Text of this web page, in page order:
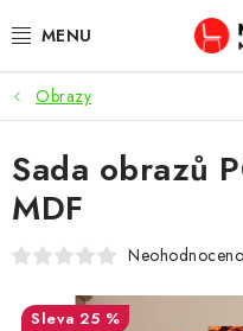
na
OBÝVACÍ POKOJ
KUCHYŇ A JÍDELNA
LOŽNICE
Obrazy
Sada obrazů
MDF
Neohodnoceno
25 %